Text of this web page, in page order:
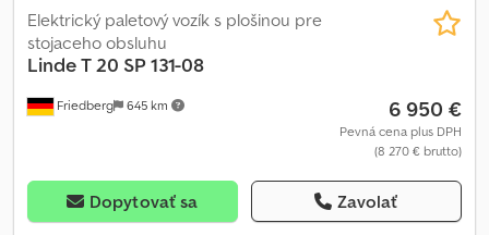
Friedberg 645 km
Elektrický paletový vozík s plošinou pre
stojaceho obsluhu
LindeT 20 SP 131-08
6 950 €
Pevná cena plus DPH
(8 270 € brutto)
Dopytovať sa Zavolať